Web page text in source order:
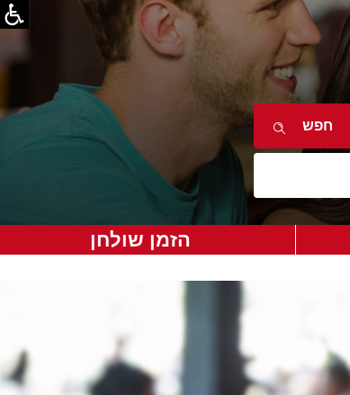
הזמן שולחן